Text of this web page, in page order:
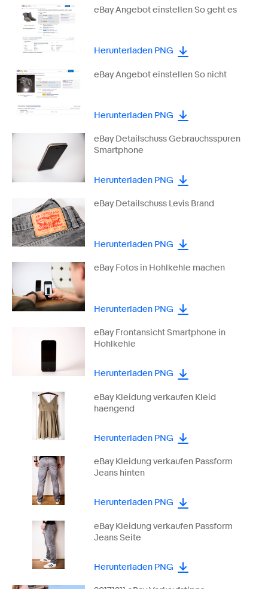
eBay Angebot einstellen So geht es
Herunterladen PNG
eBay Angebot einstellen So nicht
Herunterladen PNG
eBay Detailschuss Gebrauchsspuren
Smartphone
Herunterladen PNG
eBay Detailschuss Levis Brand
Herunterladen PNG
eBay Fotos in Hohlkehle machen
Herunterladen PNG
eBay Frontansicht Smartphone in
Hohlkehle
Herunterladen PNG
eBay Kleidung verkaufen Kleid
haengend
Herunterladen PNG
eBay Kleidung verkaufen Passform
Jeans hinten
Herunterladen PNG
eBay Kleidung verkaufen Passform
Jeans Seite
Herunterladen PNG